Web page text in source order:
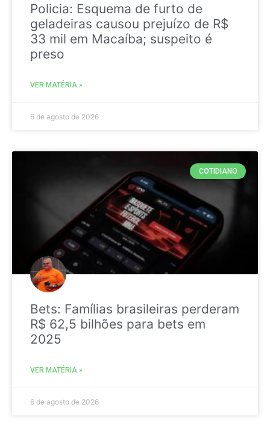
Policia: Esquema de furto de
geladeiras causou prejuízo de R$
33 mil em Macaíba; suspeito é
preso
VER MATÉRIA »
6 de agosto de 2026
COTIDIANO
Bets: Famílias brasileiras perderam
R$ 62,5 bilhões para bets em
2025
VER MATÉRIA »
6 de agosto de 2026